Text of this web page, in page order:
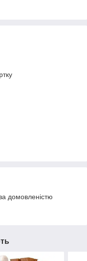
домовленістю